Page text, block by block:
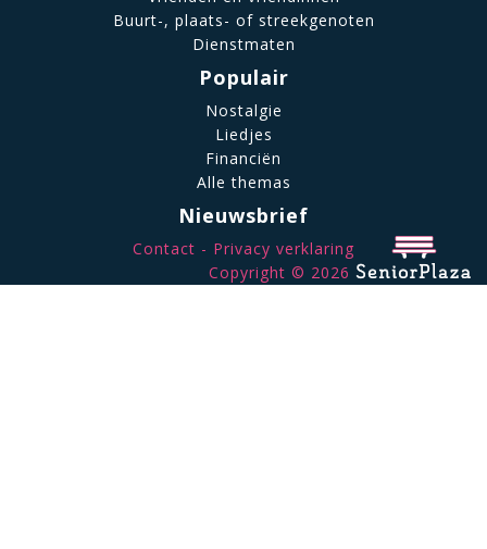
Buurt-, plaats- of streekgenoten
Dienstmaten
Populair
Nostalgie
Liedjes
Financiën
Alle themas
Nieuwsbrief
Contact
Privacy verklaring
Copyright © 2026